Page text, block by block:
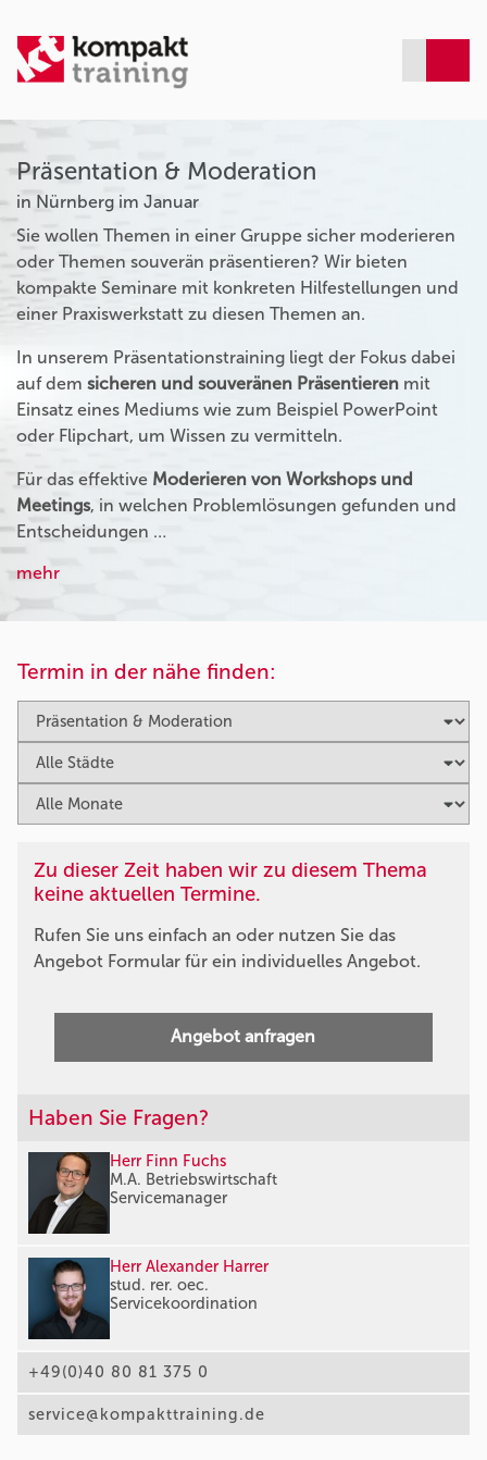
Präsentation & Moderation
in Nürnberg im Januar
Sie wollen Themen in einer Gruppe sicher moderieren
oder Themen souverän präsentieren? Wir bieten
kompakte Seminare mit konkreten Hilfestellungen und
einer Praxiswerkstatt zu diesen Themen an.
In unserem Präsentationstraining liegt der Fokus dabei
auf dem sicheren und souveränen Präsentieren mit
Einsatz eines Mediums wie zum Beispiel PowerPoint
oder Flipchart, um Wissen zu vermitteln.
Für das effektive Moderieren von Workshops und
Meetings, in welchen Problemlösungen gefunden und
Entscheidungen …
mehr
Termin in der nähe finden:
Zu dieser Zeit haben wir zu diesem Thema
keine aktuellen Termine.
Rufen Sie uns einfach an oder nutzen Sie das
Angebot Formular für ein individuelles Angebot.
Angebot anfragen
Haben Sie Fragen?
Herr Finn Fuchs
M.A. Betriebswirtschaft
Servicemanager
Herr Alexander Harrer
stud. rer. oec.
Servicekoordination
+49(0)40 80 81 375 0
service@kompakttraining.de